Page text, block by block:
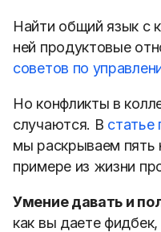
Найти общий язык с
ней продуктовые
советов по
Но конфликты в
случаются. В статье
мы раскрываем пять
примере из жизни
Умение давать и
как вы даете